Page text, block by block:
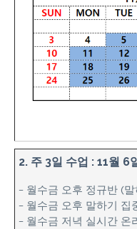
2. 주 3일 수업 : 11월 6
– 월수금 오후 정규반 (
– 월수금 오후 말하기 집
– 월수금 저녁 실시간 온